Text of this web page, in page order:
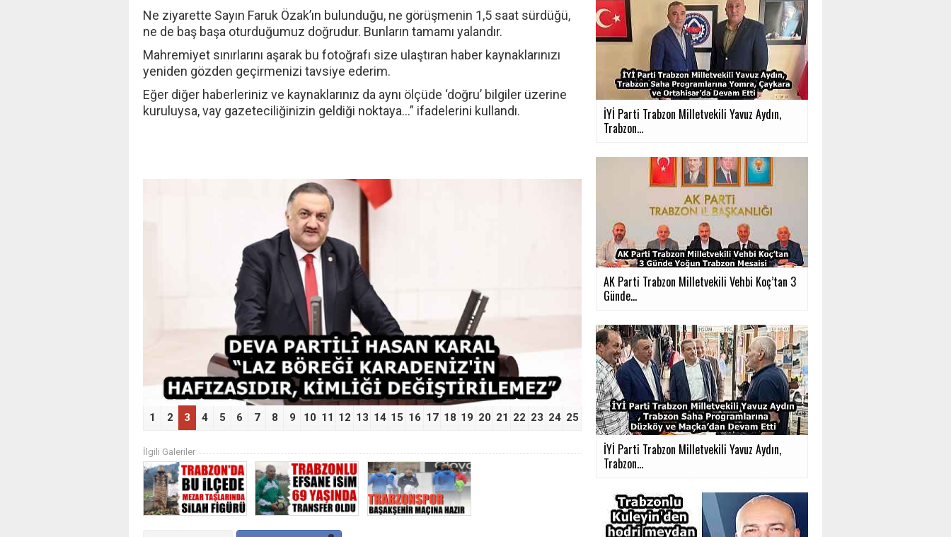
Ne ziyarette Sayın Faruk Özak’ın bulunduğu, ne görüşmenin 1,5 saat sürdüğü,
ne de baş başa oturduğumuz doğrudur. Bunların tamamı yalandır.
Mahremiyet sınırlarını aşarak bu fotoğrafı size ulaştıran haber kaynaklarınızı
yeniden gözden geçirmenizi tavsiye ederim.
Eğer diğer haberleriniz ve kaynaklarınız da aynı ölçüde ‘doğru’ bilgiler üzerine
kuruluysa, vay gazeteciliğinizin geldiği noktaya…” ifadelerini kullandı.
1 2 3 4 5 6 7 8 9 10 11 12 13 14 15 16 17 18 19 20 21 22 23 24 25
İlgili Galeriler
İYİ Parti Trabzon Milletvekili Yavuz Aydın,
Trabzon...
AK Parti Trabzon Milletvekili Vehbi Koç’tan 3
Günde...
İYİ Parti Trabzon Milletvekili Yavuz Aydın,
Trabzon...